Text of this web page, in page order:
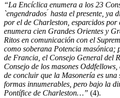
“La Encíclica enumera a los 23
`engendrados ́ hasta el presente, ya
por el de Charleston, esparcidos por
enumera cien Grandes Orientes y
Ritos en comunicación con el
como soberana Potencia
de Francia, el Consejo General del
Consejo de los masones
de concluir que la Masonería es una
formas innumerables, pero bajo la
Pontífice de Charleston…” (4).